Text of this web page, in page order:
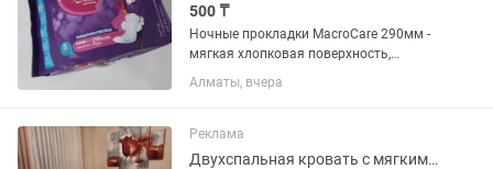
500 ₸
Ночные прокладки MacroCare 290мм -
мягкая хлопковая поверхность,
надёжная защита от протеканий и
комфорт на всю ночь. Для спокойного
Алматы, вчера
Реклама
Двухспальная кровать с мягким изголовьем (190200)